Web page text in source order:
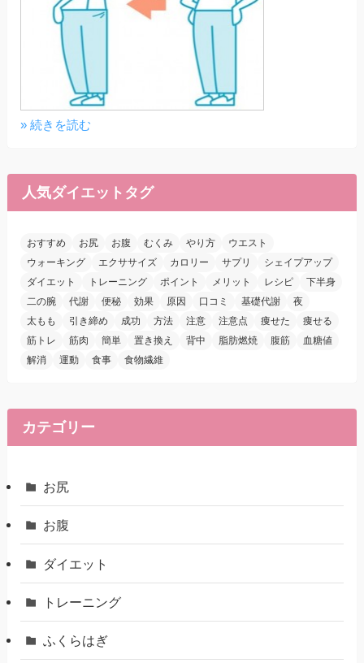
» 続きを読む
人気ダイエットタグ
おすすめ お尻 お腹 むくみ やり方
ウエスト
ウォーキング
エクササイズ カロリー サプリ
シェイプアップ
ダイエット
トレーニング ポイント メリット レシピ
下半身
二の腕
代謝 便秘 効果 原因 口コミ 基礎代謝
夜
太もも
引き締め 成功 方法 注意 注意点 痩せた
痩せる
筋トレ
筋肉 簡単 置き換え 背中 脂肪燃焼 腹筋
血糖値
解消
運動 食事 食物繊維
カテゴリー
お尻
お腹
ダイエット
トレーニング
ふくらはぎ